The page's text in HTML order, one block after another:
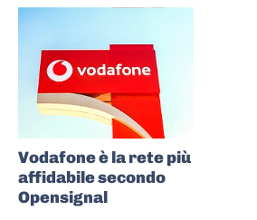
Vodafone è la rete più
affidabile secondo
Opensignal